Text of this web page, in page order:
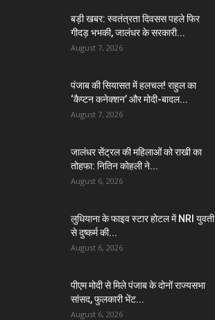
बड़ी खबर: स्वतंत्रता दिवसस पहले फिर
गीदड़ भभकी, जालंधर के सरकारी...
August 7, 2026
पंजाब की सियासत में हलचल! राहुल का
‘कैप्टन कनेक्शन’ और मोदी-बादल...
August 7, 2026
जालंधर सेंट्रल की महिलाओं को राखी का
तोहफा: नितिन कोहली ने...
August 6, 2026
लुधियाना के फाइव स्टार होटल में NRI युवती
से दुष्कर्म की...
August 6, 2026
पीएम मोदी से मिले पंजाब के दोनों राज्यसभा
सांसद, फुलकारी भेंट...
August 6, 2026